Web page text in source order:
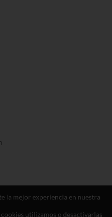
la mejor experiencia en nuestra
utilizamos o desactivarlas